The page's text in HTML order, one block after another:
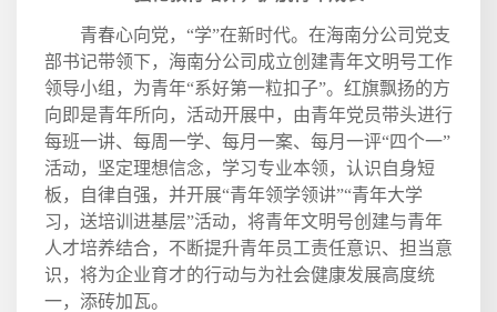
青春心向党，“学”在新时代。在海南分公司党支
部书记带领下，海南分公司成立创建青年文明号工作
领导小组，为青年“系好第一粒扣子”。红旗飘扬的方
向即是青年所向，活动开展中，由青年党员带头进行
每班一讲、每周一学、每月一案、每月一评“四个一”
活动，坚定理想信念，学习专业本领，认识自身短
板，自律自强，并开展“青年领学领讲”“青年大学
习，送培训进基层”活动，将青年文明号创建与青年
人才培养结合，不断提升青年员工责任意识、担当意
识，将为企业育才的行动与为社会健康发展高度统
一，添砖加瓦。